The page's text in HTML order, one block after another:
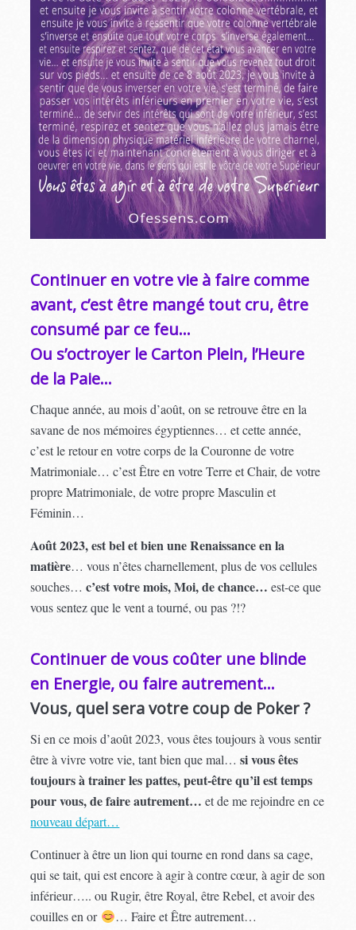
Continuer en votre vie à faire comme
avant, c’est être mangé tout cru, être
consumé par ce feu…
Ou s’octroyer le Carton Plein, l’Heure
de la Paie…
Chaque année, au mois d’août, on se retrouve être en la
savane de nos mémoires égyptiennes… et cette année,
c’est le retour en votre corps de la Couronne de votre
Matrimoniale… c’est Être en votre Terre et Chair, de votre
propre Matrimoniale, de votre propre Masculin et
Féminin…
Août 2023, est bel et bien une Renaissance en la
matière… vous n’êtes charnellement, plus de vos cellules
souches…c’est votre mois, Moi, de chance… est-ce que
vous sentez que le vent a tourné, ou pas ?!?
Continuer de vous coûter une blinde
en Energie, ou faire autrement…
Vous, quel sera votre coup de Poker ?
Si en ce mois d’août 2023, vous êtes toujours à vous sentir
être à vivre votre vie, tant bien que mal…si vous êtes
toujours à trainer les pattes, peut-être qu’il est temps
pour vous, de faire autrement… et de me rejoindre en ce
nouveau départ…
Continuer à être un lion qui tourne en rond dans sa cage,
qui se tait, qui est encore à agir à contre cœur, à agir de son
inférieur….. ou Rugir, être Royal, être Rebel, et avoir des
couilles en or
… Faire et Être autrement…